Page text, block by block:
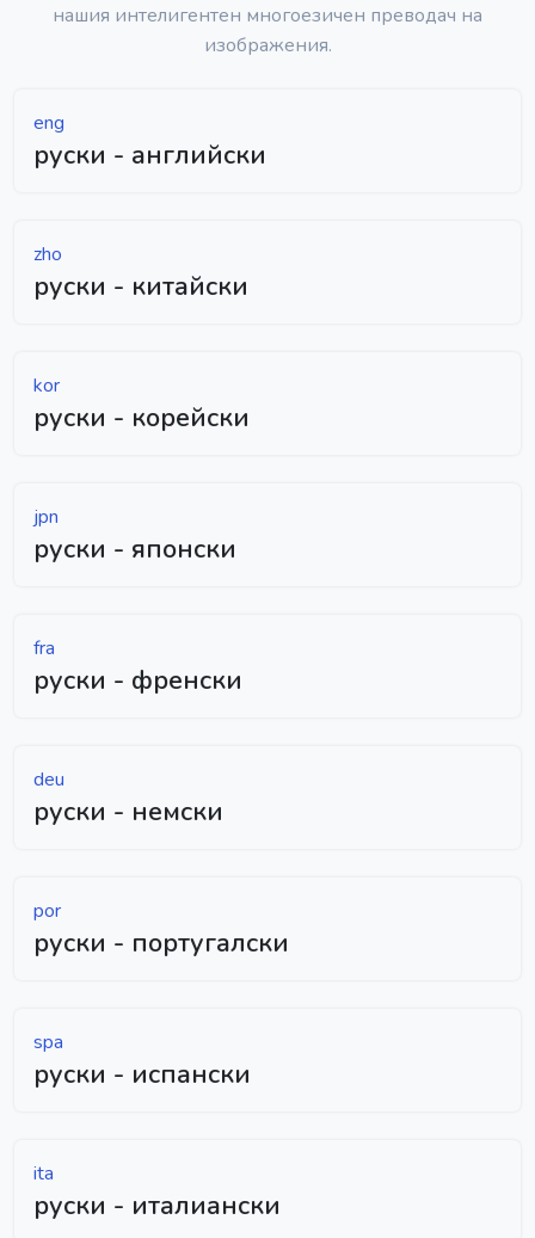
нашия интелигентен многоезичен преводач на
изображения.
eng
руски - английски
zho
руски - китайски
kor
руски - корейски
jpn
руски - японски
fra
руски - френски
deu
руски - немски
por
руски - португалски
spa
руски - испански
ita
руски - италиански